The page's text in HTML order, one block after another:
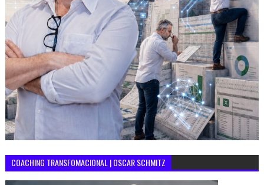
COACHING TRANSFOMACIONAL | OSCAR SCHMITZ